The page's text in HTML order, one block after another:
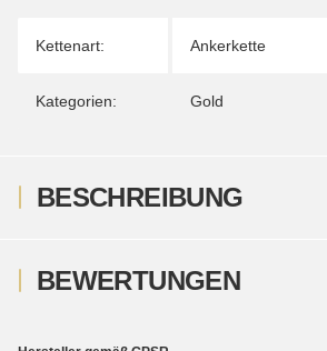
Kettenart: Ankerkette
Kategorien: Gold
BESCHREIBUNG
BEWERTUNGEN